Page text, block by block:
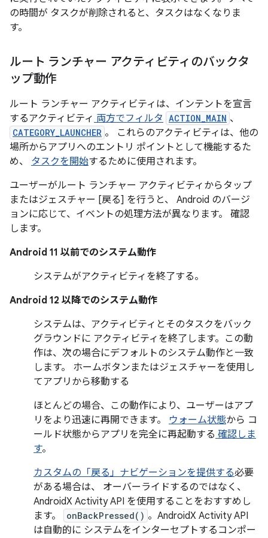
の時間が タスクが削除されると、タスクはなくなりま
す。
ルート ランチャー アクティビティのバックタ
ップ動作
ルート ランチャー アクティビティは、インテントを宣言
するアクティビティ 両方でフィルタ ACTION_MAIN 、
CATEGORY_LAUNCHER 。 これらのアクティビティは、他の
場所からアプリへのエントリ ポイントとして機能するた
め、 タスクを開始するために使用されます。
ユーザーがルート ランチャー アクティビティからタップ
またはジェスチャー [戻る] を行うと、 Android のバージ
ョンに応じて、イベントの処理方法が異なります。 確認
します。
Android 11 以前でのシステム動作
システムがアクティビティを終了する。
Android 12 以降でのシステム動作
システムは、アクティビティとそのタスクをバック
グラウンドに アクティビティを終了します。この動
作は、次の場合にデフォルトのシステム動作と一致
します。 ホームボタンまたはジェスチャーを使用し
てアプリから移動する
ほとんどの場合、この動作により、ユーザーはアプ
リをより迅速に再開できます。 ウォーム状態から コ
ールド状態からアプリを完全に再起動する 確認しま
す。
カスタムの「戻る」ナビゲーションを提供する必要
がある場合は、 オーバーライドするのではなく、
AndroidX Activity API を使用することをおすすめし
ます。
onBackPressed() 。AndroidX Activity API
は自動的に システムをインターセプトするコンポー